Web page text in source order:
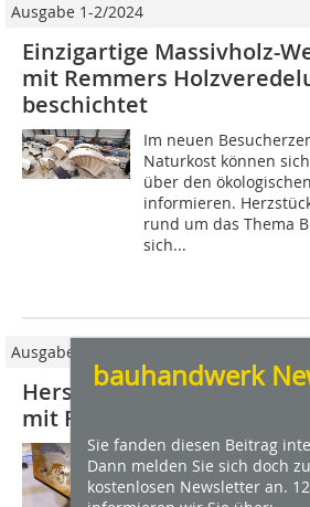
bauhandwerk
Sie fanden diesen Beitrag
Dann melden Sie sich doch
kostenlosen Newsletter an.
Ausgabe 1-2/2024
Einzigartige Massivholz-
mit Remmers
beschichtet
Im neuen
Naturkost können
über den
informieren.
rund um das Thema
sich...
Ausgabe 05/2018
Herstellung einer
mit Farben und Lacken von
Auf die Frage nach
Treppe überlegt
Jörn Brenscheidt nur